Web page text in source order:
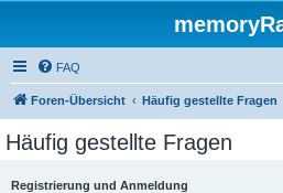
FAQ
Foren-Übersicht Häufig gestellte Fragen
Häufig gestellte Fragen
Registrierung und Anmeldung